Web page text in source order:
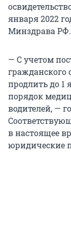
января 2022
Минздрава РФ.
— С учетом
гражданского
продлить до 1
порядок
водителей, —
в настоящее
юридические